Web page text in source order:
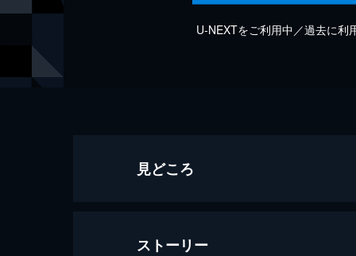
U-NEXTをご利用中／過去に利
見どころ
ストーリー